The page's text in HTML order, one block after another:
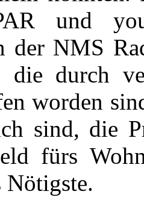
und
der NMS
die durch
worden
sind, die
fürs
Nötigste.